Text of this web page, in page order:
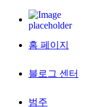
홈 페이지
블로그 센터
범주